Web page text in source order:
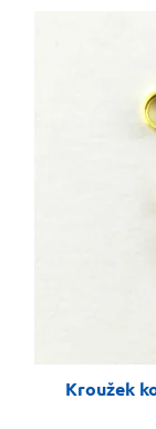
Kroužek